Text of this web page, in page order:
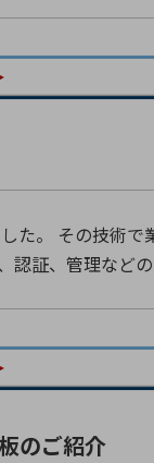
。 その技術
証、管理など
のご紹介